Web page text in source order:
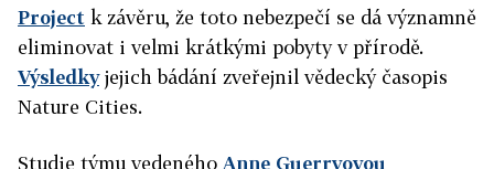
Project k závěru, že toto nebezpečí se dá významně
eliminovat i velmi krátkými pobyty v přírodě.
Výsledkyjejich bádání zveřejnil vědecký časopis
Nature Cities.
Studie týmu vedeného Anne Guerryovou